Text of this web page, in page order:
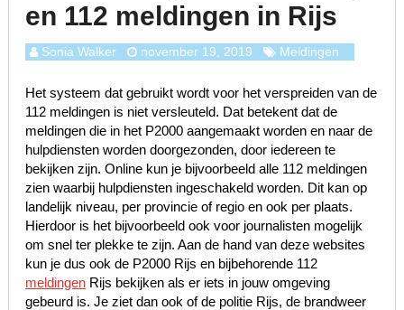
en 112 meldingen in Rijs
Sonia Walker november 19, 2019 Meldingen
Het systeem dat gebruikt wordt voor het verspreiden van de
112 meldingen is niet versleuteld. Dat betekent dat de
meldingen die in het P2000 aangemaakt worden en naar de
hulpdiensten worden doorgezonden, door iedereen te
bekijken zijn. Online kun je bijvoorbeeld alle 112 meldingen
zien waarbij hulpdiensten ingeschakeld worden. Dit kan op
landelijk niveau, per provincie of regio en ook per plaats.
Hierdoor is het bijvoorbeeld ook voor journalisten mogelijk
om snel ter plekke te zijn. Aan de hand van deze websites
kun je dus ook de P2000 Rijs en bijbehorende 112
meldingenRijs bekijken als er iets in jouw omgeving
gebeurd is. Je ziet dan ook of de politie Rijs, de brandweer